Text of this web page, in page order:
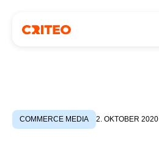
COMMERCE MEDIA 2. OKTOBER 2020